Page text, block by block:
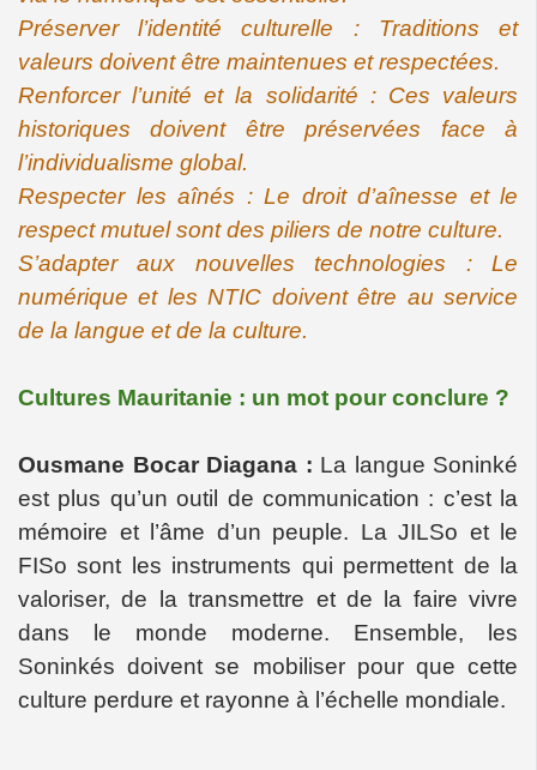
Préserver l’identité culturelle : Traditions et
valeurs doivent être maintenues et respectées.
Renforcer l’unité et la solidarité : Ces valeurs
historiques doivent être préservées face à
l’individualisme global.
Respecter les aînés : Le droit d’aînesse et le
respect mutuel sont des piliers de notre culture.
S’adapter aux nouvelles technologies : Le
numérique et les NTIC doivent être au service
de la langue et de la culture.
Cultures Mauritanie : un mot pour conclure ?
Ousmane Bocar Diagana : La langue Soninké
est plus qu’un outil de communication : c’est la
mémoire et l’âme d’un peuple. La JILSo et le
FISo sont les instruments qui permettent de la
valoriser, de la transmettre et de la faire vivre
dans le monde moderne. Ensemble, les
Soninkés doivent se mobiliser pour que cette
culture perdure et rayonne à l’échelle mondiale.